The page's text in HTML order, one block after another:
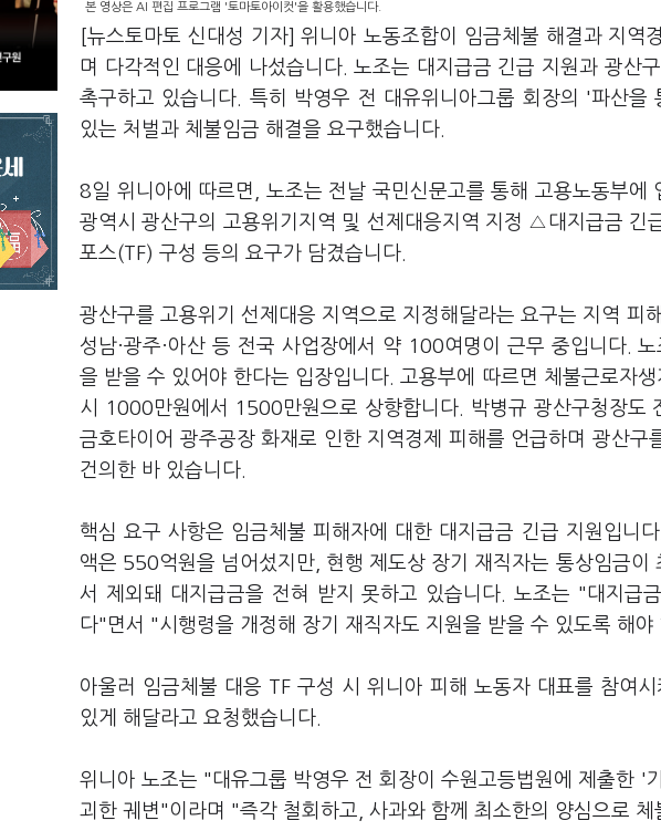
본 영상은 AI 편집 프로그램 '토마토아이컷'을 활용했습니다.
[뉴스토마토 신대성 기자] 위니아 노동조합이 임금체불 해결과 지역
며 다각적인 대응에 나섰습니다. 노조는 대지급금 긴급 지원과 광산
촉구하고 있습니다. 특히 박영우 전 대유위니아그룹 회장의 '파산
있는 처벌과 체불임금 해결을 요구했습니다.
8일 위니아에 따르면, 노조는 전날 국민신문고를 통해 고용노동부
광역시 광산구의 고용위기지역 및 선제대응지역 지정 △대지급금
포스(TF) 구성 등의 요구가 담겼습니다.
광산구를 고용위기 선제대응 지역으로 지정해달라는 요구는 지역 피
성남·광주·아산 등 전국 사업장에서 약 100여명이 근무 중입니다.
을 받을 수 있어야 한다는 입장입니다. 고용부에 따르면 체불근로자
시 1000만원에서 1500만원으로 상향합니다. 박병규 광산구청장도
금호타이어 광주공장 화재로 인한 지역경제 피해를 언급하며 광산
건의한 바 있습니다.
핵심 요구 사항은 임금체불 피해자에 대한 대지급금 긴급 지원입니
액은 550억원을 넘어섰지만, 현행 제도상 장기 재직자는 통상임금
서 제외돼 대지급금을 전혀 받지 못하고 있습니다. 노조는 "대지
다"면서 "시행령을 개정해 장기 재직자도 지원을 받을 수 있도록 해야
아울러 임금체불 대응 TF 구성 시 위니아 피해 노동자 대표를 참여
있게 해달라고 요청했습니다.
위니아 노조는 "대유그룹 박영우 전 회장이 수원고등법원에 제출한 '
괴한 궤변"이라며 "즉각 철회하고, 사과와 함께 최소한의 양심으로